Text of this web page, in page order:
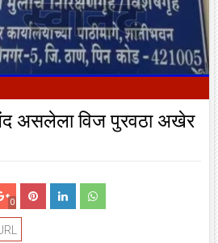
असलेला विज पुरवठा अखेर
0